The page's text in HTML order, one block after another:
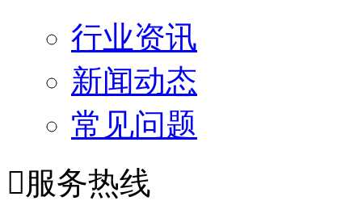
行业资讯
新闻动态
常见问题
服务热线